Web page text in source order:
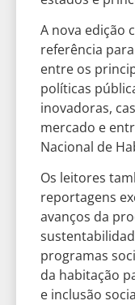
A nova edição
referência
entre os
políticas
inovadoras,
mercado e
Nacional de
Os leitores
reportagens
avanços da
programas
da habitação
e inclusão